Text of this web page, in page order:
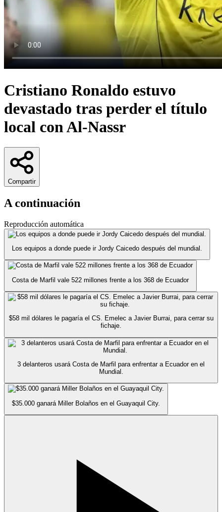
Cristiano Ronaldo estuvo
devastado tras perder el título
local con Al-Nassr
Compartir
A continuación
Reproducción automática
Los equipos a donde puede ir Jordy Caicedo después del mundial.
Costa de Marfil vale 522 millones frente a los 368 de Ecuador
$58 mil dólares le pagaría el CS. Emelec a Javier Burrai, para cerrar su
fichaje.
3 delanteros usará Costa de Marfil para enfrentar a Ecuador en el
Mundial.
$35.000 ganará Miller Bolaños en el Guayaquil City.